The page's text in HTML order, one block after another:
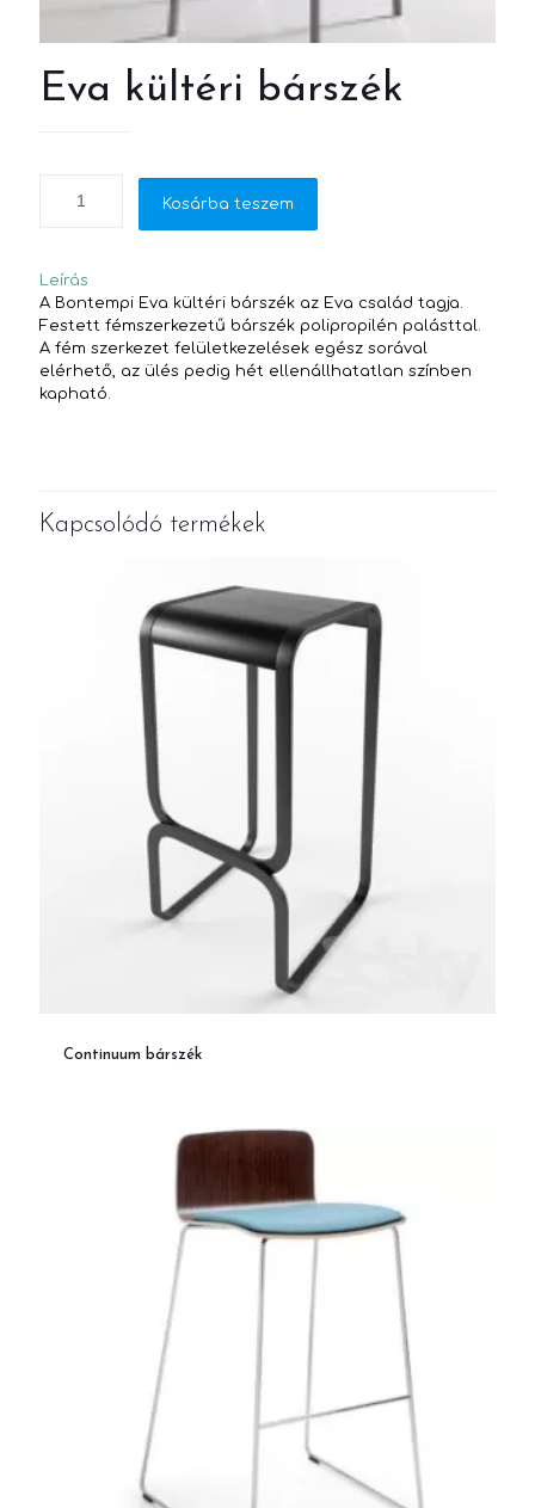
Eva kültéri bárszék
Kosárba teszem
Leírás
A Bontempi Eva kültéri bárszék az Eva család tagja.
Festett fémszerkezetű bárszék polipropilén palásttal.
A fém szerkezet felületkezelések egész sorával
elérhető, az ülés pedig hét ellenállhatatlan színben
kapható.
Kapcsolódó termékek
Continuum bárszék